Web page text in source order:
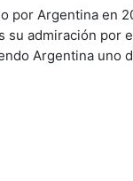
por Argentina en
su admiración por
Argentina uno